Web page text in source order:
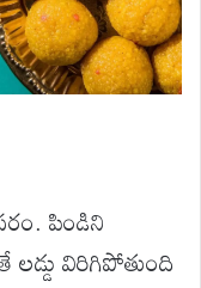
పిండిని
విరిగిపోతుంది